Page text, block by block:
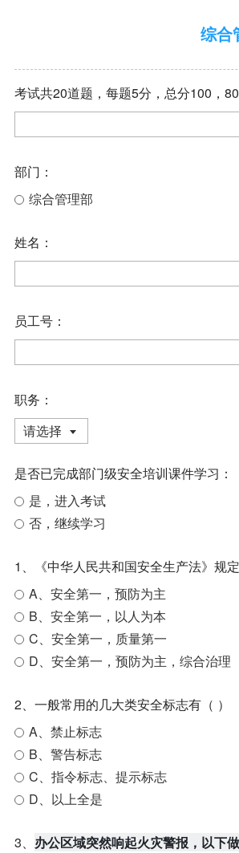
综合
考试共20道题，每题5分，总分100，80
部门：
综合管理部
姓名：
员工号：
职务：
请选择
是否已完成部门级安全培训课件学习：
是，进入考试
否，继续学习
A、安全第一，预防为主
B、安全第一，以人为本
C、安全第一，质量第一
D、安全第一，预防为主，综合治理
2、一般常用的几大类安全标志有（ ）
A、禁止标志
B、警告标志
C、指令标志、提示标志
D、以上全是
3、 办公区域突然响起火灾警报，以下